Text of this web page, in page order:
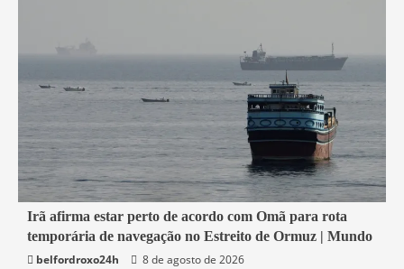
1 min read
Economia
Irã afirma estar perto de acordo com Omã para rota
temporária de navegação no Estreito de Ormuz | Mundo
belfordroxo24h
8 de agosto de 2026